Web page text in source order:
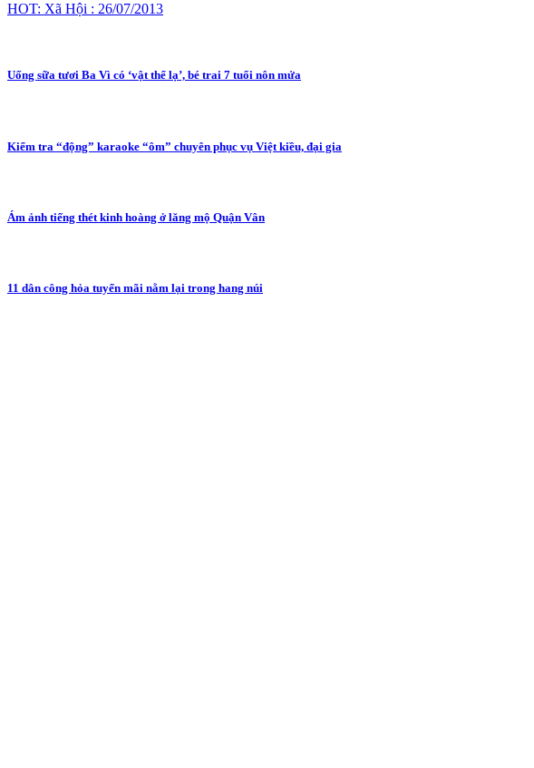
HOT: Xã Hội : 26/07/2013
Uống sữa tươi Ba Vì có ‘vật thể lạ’, bé trai 7 tuổi nôn mửa
Kiểm tra “động” karaoke “ôm” chuyên phục vụ Việt kiều, đại gia
Ám ảnh tiếng thét kinh hoàng ở lăng mộ Quận Vân
11 dân công hỏa tuyến mãi nằm lại trong hang núi